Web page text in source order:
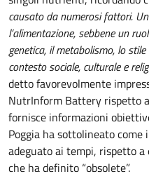
causato da numerosi fattori.
l’alimentazione, sebbene un
genetica, il metabolismo, lo
contesto sociale, culturale e
detto favorevolmente
NutrInform Battery rispetto
fornisce informazioni
Poggia ha sottolineato
adeguato ai tempi, rispetto
che ha definito “obsolete”.